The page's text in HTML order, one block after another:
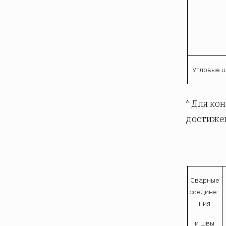
Угловые
* Для
Сварные
соедине­
ния
и швы